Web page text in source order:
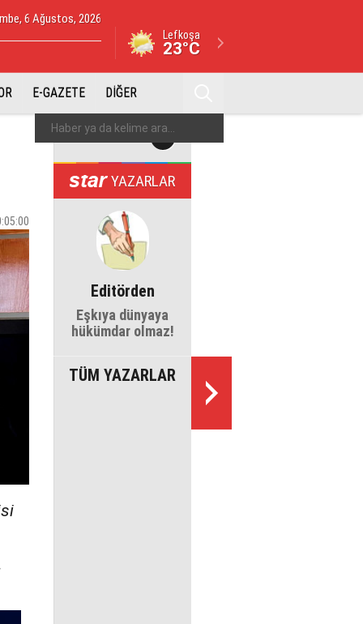
6 Ağustos, 2026
Lefkoşa
23°C
E-GAZETE DİĞER
YAZARLAR
Editörden
Eşkıya dünyaya
hükümdar olmaz!
TÜM YAZARLAR